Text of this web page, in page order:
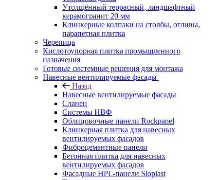
Утолщённый террасный, ландшафтный
керамогранит 20 мм
Клинкерные колпаки на столбы, отливы,
парапетная плитка
Черепица
Кислотоупорная плитка промышленного
назначения
Готовые системные решения для монтажа
Навесные вентилируемые фасады
Назад
Навесные вентилируемые фасады
Сланец
Системы НВФ
Облицовочные панели Rockpanel
Клинкерная плитка для навесных
вентилируемых фасадов
Фиброцементные панели
Бетонная плитка для навесных
вентилируемых фасадов
Фасадные HPL-панели Sloplast